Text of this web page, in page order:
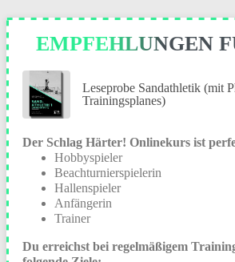
EMPFEHLUNGEN
Leseprobe Sandathletik (mit
Trainingsplanes)
Der Schlag Härter! Onlinekurs ist
Hobbyspieler
Beachturnierspielerin
Hallenspieler
Anfängerin
Trainer
Du erreichst bei regelmäßigem